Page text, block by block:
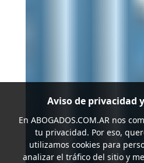
Aviso de privacidad
En ABOGADOS.COM.ARnos
tu privacidad. Por eso,
utilizamos cookies para
analizar el tráfico del sitio y